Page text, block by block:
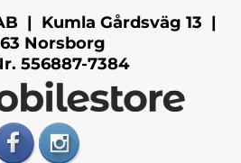
| Kumla Gårdsväg 13 |
Norsborg
556887-7384